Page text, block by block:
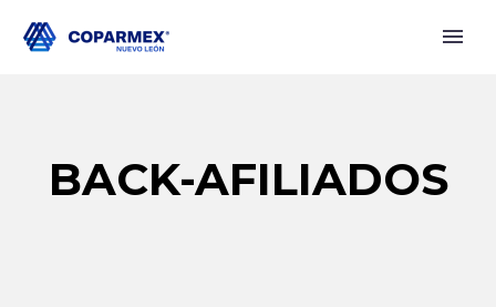
BACK-AFILIADOS